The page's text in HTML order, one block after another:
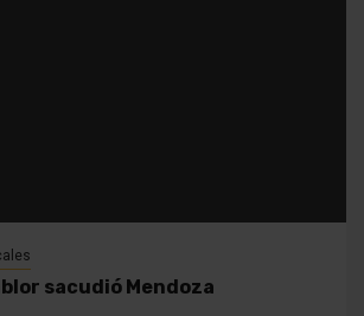
sacudió Mendoza